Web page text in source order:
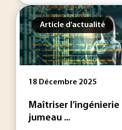
Article d'actualité
18 Décembre 2025
Maîtriser
jumeau ...